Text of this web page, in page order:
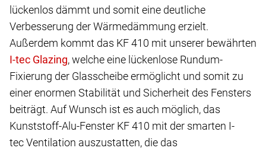
lückenlos dämmt und somit eine deutliche
Verbesserung der Wärmedämmung erzielt.
Außerdem kommt das KF 410 mit unserer bewährten
, welche eine lückenlose Rundum-
Fixierung der Glasscheibe ermöglicht und somit zu
einer enormen Stabilität und Sicherheit des Fensters
beiträgt. Auf Wunsch ist es auch möglich, das
Kunststoff-Alu-Fenster KF 410 mit der smarten I-
tec Ventilation auszustatten, die das